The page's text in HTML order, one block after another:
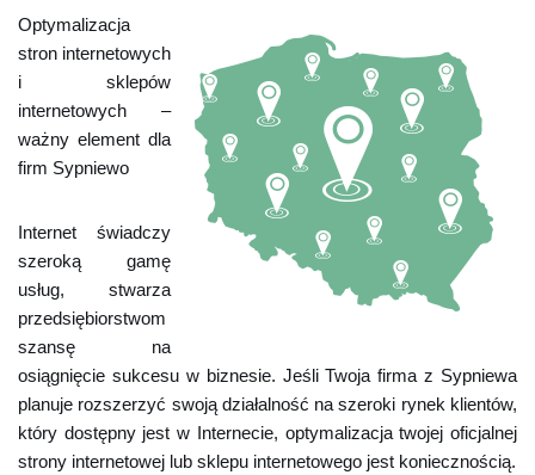
Optymalizacja
stron internetowych
i sklepów
internetowych –
ważny element dla
firm Sypniewo
Internet świadczy
szeroką gamę
usług, stwarza
przedsiębiorstwom
szansę na
osiągnięcie sukcesu w biznesie. Jeśli Twoja firma z Sypniewa
planuje rozszerzyć swoją działalność na szeroki rynek klientów,
który dostępny jest w Internecie, optymalizacja twojej oficjalnej
strony internetowej lub sklepu internetowego jest koniecznością.